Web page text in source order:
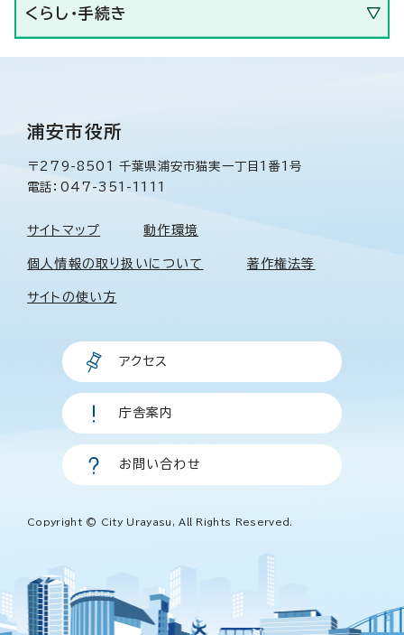
くらし・手続き
浦安市役所
〒279-8501 千葉県浦安市猫実一丁目1番1号
電話：047-351-1111
サイトマップ 動作環境
個人情報の取り扱いについて 著作権法等
サイトの使い方
アクセス
庁舎案内
お問い合わせ
Copyright © City Urayasu, All Rights Reserved.